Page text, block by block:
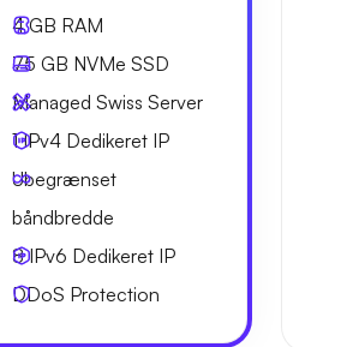
4 GB RAM
75 GB NVMe SSD
Managed Swiss Server
1 IPv4 Dedikeret IP
Ubegrænset
båndbredde
8 IPv6 Dedikeret IP
DDoS Protection